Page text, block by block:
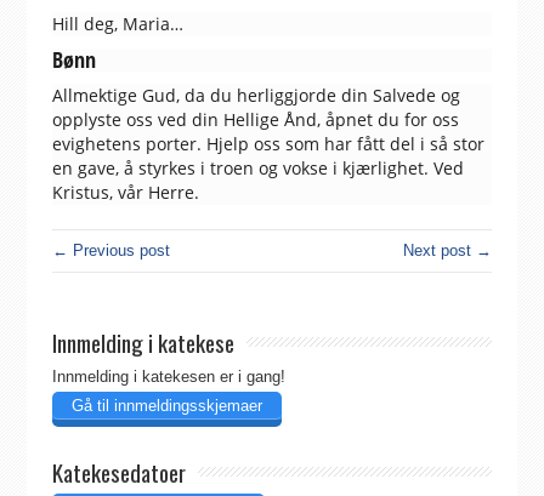
Hill deg, Maria…
Bønn
Allmektige Gud, da du herliggjorde din Salvede og
opplyste oss ved din Hellige Ånd, åpnet du for oss
evighetens porter. Hjelp oss som har fått del i så stor
en gave, å styrkes i troen og vokse i kjærlighet. Ved
Kristus, vår Herre.
← Previous post Next post →
Innmelding i katekese
Innmelding i katekesen er i gang!
Gå til innmeldingsskjemaer
Katekesedatoer